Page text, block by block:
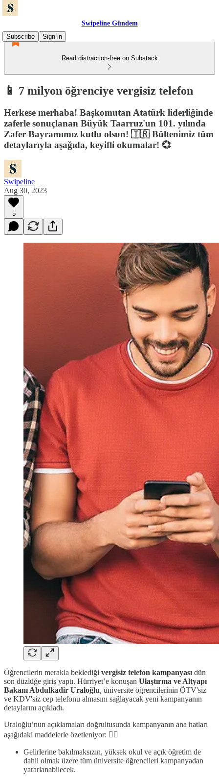
Swipeline Gündem
Subscribe
Sign in
Read distraction-free on Substack
📱 7 milyon öğrenciye vergisiz telefon
Herkese merhaba! Başkomutan Atatürk liderliğinde
zaferle sonuçlanan Büyük Taarruz'un 101. yılında
Zafer Bayramımız kutlu olsun! 🇹🇷 Bültenimiz tüm
detaylarıyla aşağıda, keyifli okumalar! 💞
Swipeline
Aug 30, 2023
5
Öğrencilerin merakla beklediği vergisiz telefon kampanyası dün
son düzlüğe giriş yaptı. Hürriyet’e konuşan Ulaştırma ve Altyapı
Bakanı Abdulkadir Uraloğlu, üniversite öğrencilerinin ÖTV'siz
ve KDV'siz cep telefonu almasını sağlayacak yeni kampanyanın
detaylarını açıkladı.
Uraloğlu’nun açıklamaları doğrultusunda kampanyanın ana hatları
aşağıdaki maddelerle özetleniyor: 👇🏻
Gelirlerine bakılmaksızın, yüksek okul ve açık öğretim de
dahil olmak üzere tüm üniversite öğrencileri kampanyadan
yararlanabilecek.